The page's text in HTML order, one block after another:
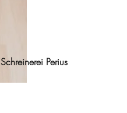
Schreinerei Perius